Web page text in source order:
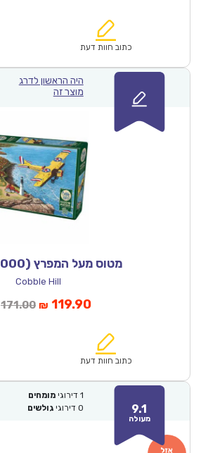
₪100.00.
הוא:
כתוב חוות דעת
היה הראשון לדרג
מוצר זה
מטוס מעל המפרץ (1000 חלקים)
Cobble Hill
171.00המחיר
₪171.00.
₪ 119.90המחיר
הוא:
כתוב חוות דעת
9.1
מעולה
1 דירוגי מומחים
0 דירוגי גולשים